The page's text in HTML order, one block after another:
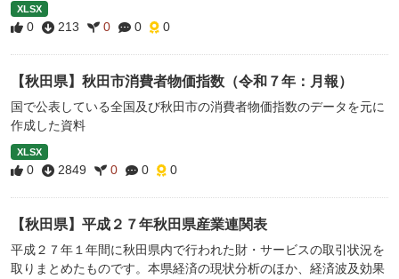
XLSX
0 213 0 0 0
【秋田県】秋田市消費者物価指数（令和７年：月報）
国で公表している全国及び秋田市の消費者物価指数のデータを元に
作成した資料
XLSX
0 2849 0 0 0
【秋田県】平成２７年秋田県産業連関表
平成２７年１年間に秋田県内で行われた財・サービスの取引状況を
取りまとめたものです。本県経済の現状分析のほか、経済波及効果